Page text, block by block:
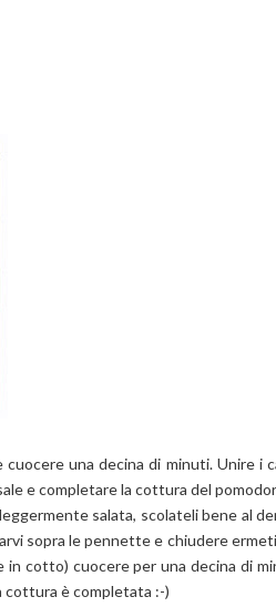
cuocere una decina di minuti. Unire i
e completare la cottura del
salata, scolateli bene al
sopra le pennette e chiudere
cotto) cuocere per una decina di
cottura è completata :-)